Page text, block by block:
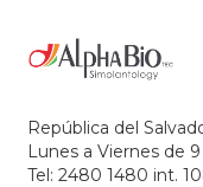
República del
Lunes a Viernes de 9
Tel: 2480 1480 int.